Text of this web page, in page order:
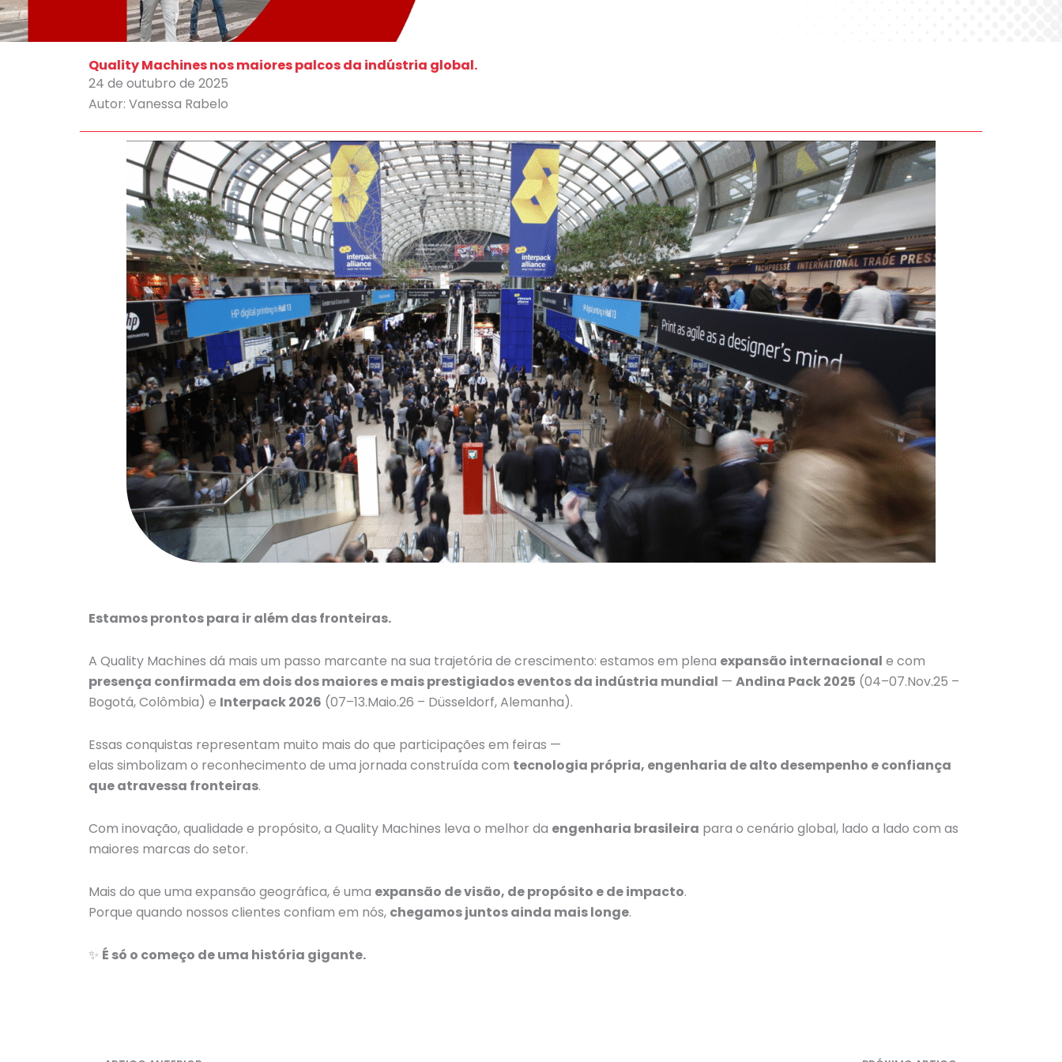
Quality Machines nos maiores palcos da indústria global.
24 de outubro de 2025
Autor: Vanessa Rabelo
Estamos prontos para ir além das fronteiras.
A Quality Machines dá mais um passo marcante na sua trajetória de crescimento: estamos em plena expansão internacional e com
presença confirmada em dois dos maiores e mais prestigiados eventos da indústria mundial — Andina Pack 2025 (04–07.Nov.25 –
Bogotá, Colômbia) e Interpack 2026 (07–13.Maio.26 – Düsseldorf, Alemanha).
Essas conquistas representam muito mais do que participações em feiras —
elas simbolizam o reconhecimento de uma jornada construída com tecnologia própria, engenharia de alto desempenho e confiança
que atravessa fronteiras.
Com inovação, qualidade e propósito, a Quality Machines leva o melhor da engenharia brasileira para o cenário global, lado a lado com as
maiores marcas do setor.
Mais do que uma expansão geográfica, é uma expansão de visão, de propósito e de impacto.
Porque quando nossos clientes confiam em nós, chegamos juntos ainda mais longe.
✨ É só o começo de uma história gigante.